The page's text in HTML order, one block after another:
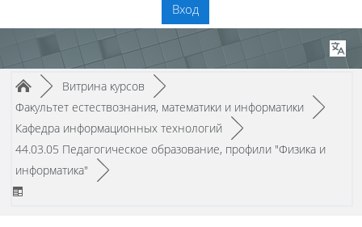
Вход
Путь к странице
/► Витрина курсов /►
Факультет естествознания, математики и информатики
/►
Кафедра информационных технологий
/►
44.03.05 Педагогическое образование, профили "Физика и
информатика"
/►